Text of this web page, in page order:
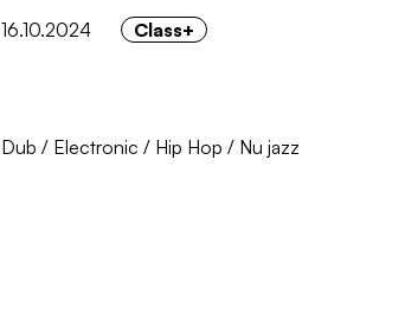
16.10.2024 Class+
Dub / Electronic / Hip Hop / Nu jazz